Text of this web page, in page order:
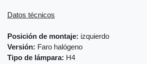
Datos técnicos
Posición de montaje: izquierdo
Versión: Faro halógeno
Tipo de lámpara: H4